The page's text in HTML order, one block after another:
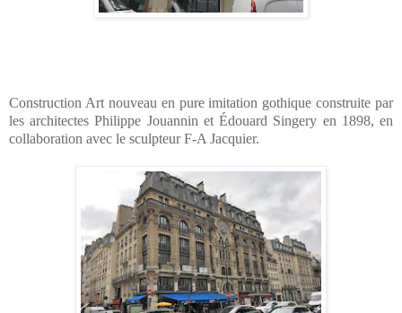
Construction Art nouveau en pure imitation gothique construite par
les architectes Philippe Jouannin et Édouard Singery en 1898, en
collaboration avec le sculpteur F-A Jacquier.